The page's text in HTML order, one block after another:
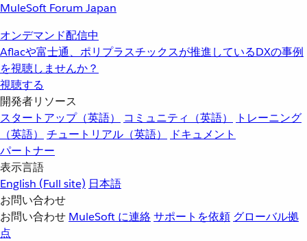
MuleSoft Forum Japan
オンデマンド配信中
Aflacや富士通、ポリプラスチックスが推進しているDXの事例
を視聴しませんか？
視聴する
開発者リソース
スタートアップ（英語）
コミュニティ（英語）
トレーニング
（英語）
チュートリアル（英語）
ドキュメント
パートナー
表示言語
English (Full site) 日本語
お問い合わせ
お問い合わせ MuleSoft に連絡サポートを依頼 グローバル拠
点